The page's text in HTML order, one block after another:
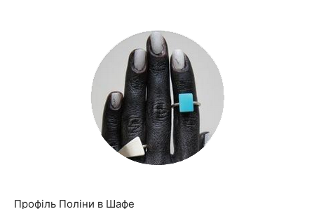
Профіль Поліни в Шафе